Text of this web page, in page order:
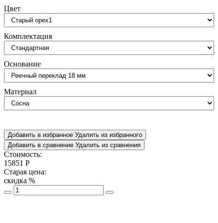
Цвет
Комплектация
Основание
Материал
Добавить в избранное Удалить из избранного
Добавить в сравнение Удалить из сравнения
Стоимость:
15851 Р
Старая цена:
скидка %